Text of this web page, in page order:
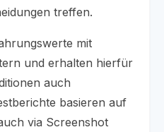
treffen.
mit
und erhalten hierfür
auch
basieren auf
via Screenshot